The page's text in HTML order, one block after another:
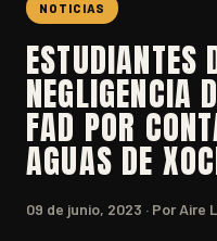
NOTICIAS
ESTUDIANTES
NEGLIGENCIA
FAD POR
AGUAS DE
09 de junio, 2023 · Por Aire